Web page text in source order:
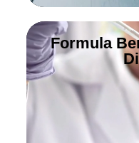
Formula